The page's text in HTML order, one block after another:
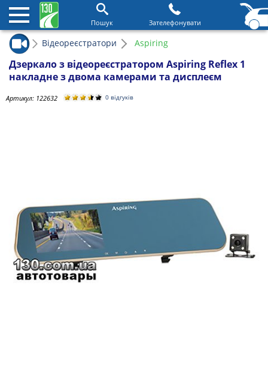
Пошук Зателефонувати
Відеореєстратори Aspiring
Дзеркало з відеореєстратором Aspiring Reflex 1
накладне з двома камерами та дисплеєм
Артикул: 122632 0 відгуків